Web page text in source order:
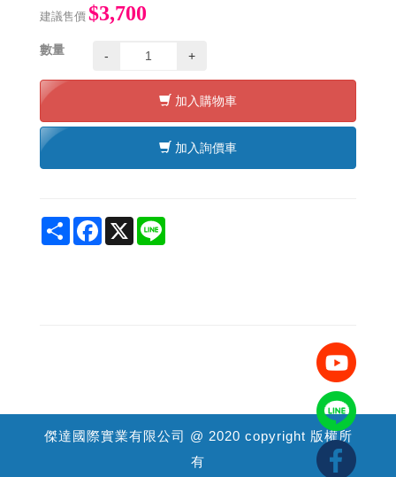
建議售價 $3,700
數量 - +
加入購物車
加入詢價車
Share Facebook
X
傑達國際實業有限公司 @ 2020 copyright 版權所
有